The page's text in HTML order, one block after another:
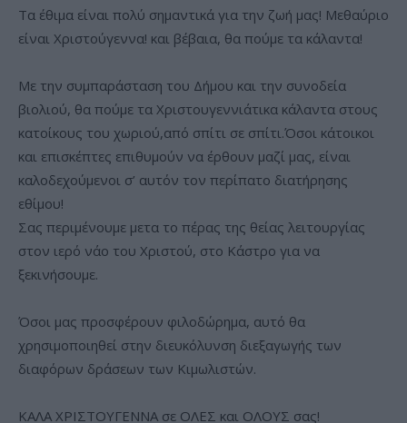
Τα έθιμα είναι πολύ σημαντικά για την ζωή μας! Μεθαύριο
είναι Χριστούγεννα! και βέβαια, θα πούμε τα κάλαντα!
Με την συμπαράσταση του Δήμου και την συνοδεία
βιολιού, θα πούμε τα Χριστουγεννιάτικα κάλαντα στους
κατοίκους του χωριού,από σπίτι σε σπίτι.Όσοι κάτοικοι
και επισκέπτες επιθυμούν να έρθουν μαζί μας, είναι
καλοδεχούμενοι σ’ αυτόν τον περίπατο διατήρησης
εθίμου!
Σας περιμένουμε μετα το πέρας της θείας λειτουργίας
στον ιερό νάο του Χριστού, στο Κάστρο για να
ξεκινήσουμε.
Όσοι μας προσφέρουν φιλοδώρημα, αυτό θα
χρησιμοποιηθεί στην διευκόλυνση διεξαγωγής των
διαφόρων δράσεων των Κιμωλιστών.
ΚΑΛΑ ΧΡΙΣΤΟΥΓΕΝΝΑ σε ΟΛΕΣ και ΟΛΟΥΣ σας!